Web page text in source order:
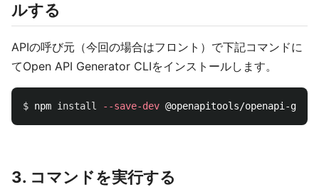
ルする
APIの呼び元（今回の場合はフロント）で下記コマンドに
てOpen API Generator CLIをインストールします。
$ npm install --save-dev
3. コマンドを実行する